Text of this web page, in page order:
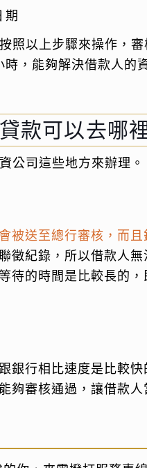
照以上步驟來操作，審
，能夠解決借款人的
款可以去哪
公司這些地方來辦理。
被送至總行審核，而
徵紀錄，所以借款人
待的時間是比較長的
跟銀行相比速度是比較
夠審核通過，讓借款